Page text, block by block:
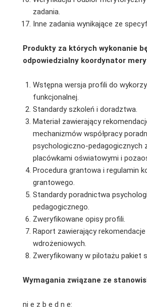
zadania.
Inne zadania wynikające ze
Produkty za których wykonanie
odpowiedzialny koordynator
Wstępna wersja profili do
funkcjonalnej.
Standardy szkoleń i doradztwa.
Materiał zawierający
mechanizmów współpracy
psychologiczno-pedagogicznych
placówkami oświatowymi i
Procedura grantowa i regulamin
grantowego.
Standardy poradnictwa
pedagogicznego.
Zweryfikowane opisy profili.
Raport zawierający rekomendacje
wdrożeniowych.
Zweryfikowany w pilotażu pakiet
Wymagania związane ze
ni e z b ę d n e: